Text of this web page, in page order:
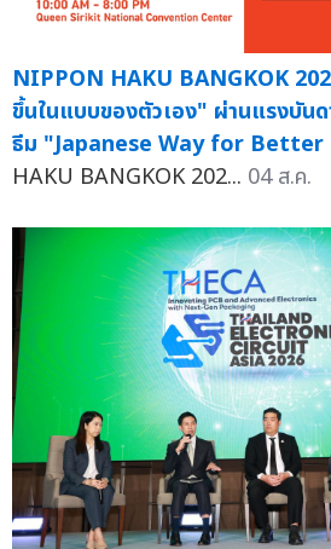
NIPPON HAKU BANGKOK
ขึ้นในแบบของตัวเอง" ผ่านแรงบัน
ธีม "Japanese Way for Better
HAKU BANGKOK 202... 04 ส.ค.